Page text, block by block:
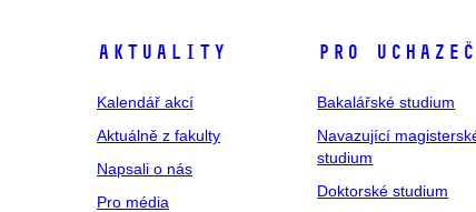
Aktuality
Kalendář akcí
Aktuálně z fakulty
Napsali o nás
Pro média
Pro
Bakalářské studium
Navazující
studium
Doktorské studium